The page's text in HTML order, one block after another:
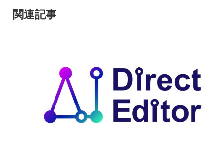
関連記事